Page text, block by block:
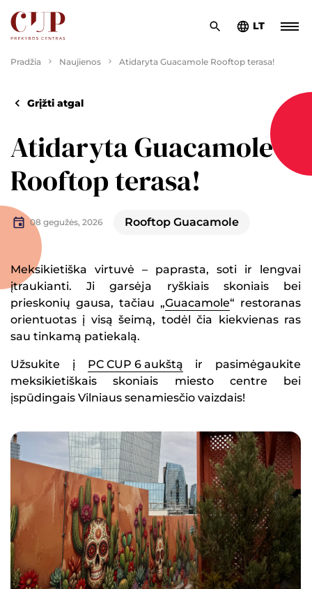
LT
Pradžia Naujienos Atidaryta Guacamole Rooftop terasa!
Grįžti atgal
Atidaryta Guacamole
Rooftop terasa!
08 gegužės, 2026 Rooftop Guacamole
Meksikietiška virtuvė – paprasta, soti ir lengvai
įtraukianti. Ji garsėja ryškiais skoniais bei
prieskonių gausa, tačiau „Guacamole“ restoranas
orientuotas į visą šeimą, todėl čia kiekvienas ras
sau tinkamą patiekalą.
Užsukite į PC CUP 6 aukštą ir pasimėgaukite
meksikietiškais skoniais miesto centre bei
įspūdingais Vilniaus senamiesčio vaizdais!